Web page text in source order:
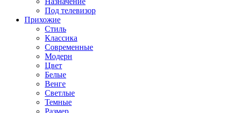
Под телевизор
Прихожие
Стиль
Классика
Современные
Модерн
Цвет
Белые
Венге
Светлые
Темные
Размер